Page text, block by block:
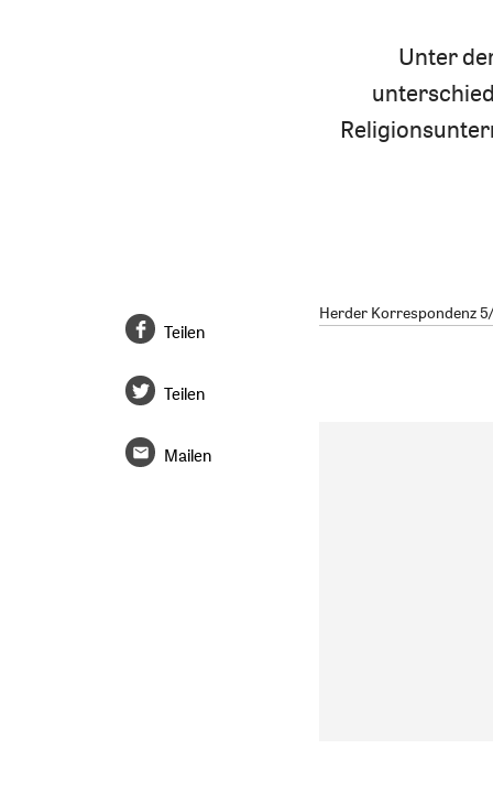
Unter
Herder Korrespondenz
Teilen
Teilen
Mailen